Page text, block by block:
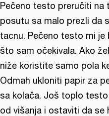
Pečeno testo preručiti na
posutu sa malo prezli da
tacnu. Pečeno testo mi je
što sam očekivala. Ako
niže koristite samo pola
Odmah ukloniti papir za
sa kolača. Još toplo
od višanja i ostaviti da se